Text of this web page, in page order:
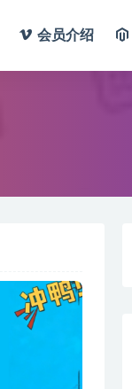
会员介绍